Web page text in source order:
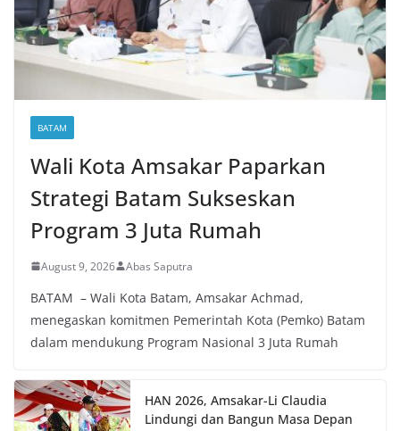
BATAM
Wali Kota Amsakar Paparkan
Strategi Batam Sukseskan
Program 3 Juta Rumah
August 9, 2026 Abas Saputra
BATAM – Wali Kota Batam, Amsakar Achmad,
menegaskan komitmen Pemerintah Kota (Pemko) Batam
dalam mendukung Program Nasional 3 Juta Rumah
HAN 2026, Amsakar-Li Claudia
Lindungi dan Bangun Masa Depan